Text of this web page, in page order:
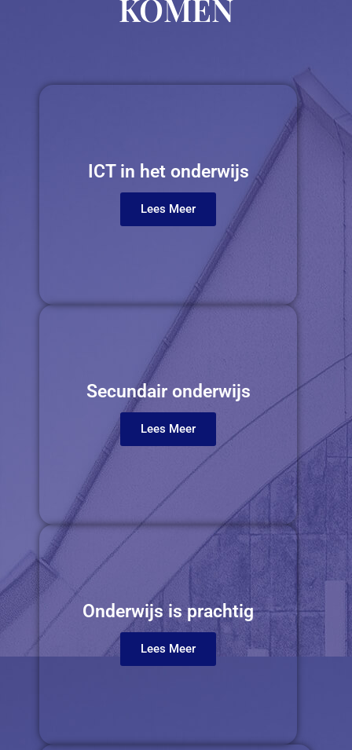
KOMEN
ICT in het onderwijs
Lees Meer
Secundair onderwijs
Lees Meer
Onderwijs is prachtig
Lees Meer